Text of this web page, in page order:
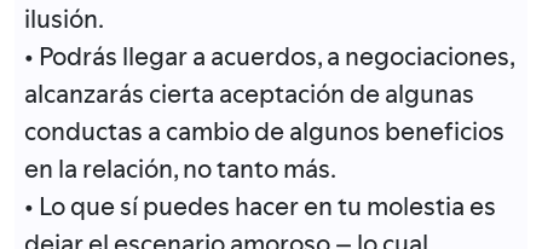
ilusión.
• Podrás llegar a acuerdos, a negociaciones,
alcanzarás cierta aceptación de algunas
conductas a cambio de algunos beneficios
en la relación, no tanto más.
• Lo que sí puedes hacer en tu molestia es